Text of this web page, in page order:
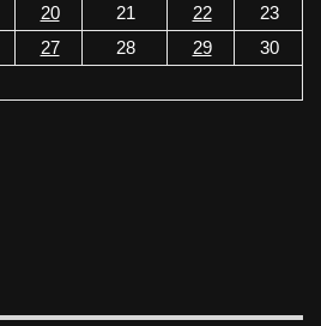
20 21 22
23
27 28 29
30